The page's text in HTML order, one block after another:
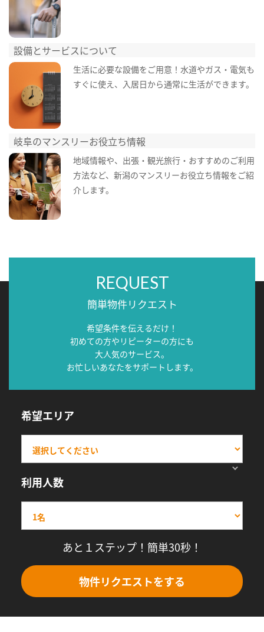
設備とサービスについて
生活に必要な設備をご用意！水道やガス・電気も
すぐに使え、入居日から通常に生活ができます。
岐阜のマンスリーお役立ち情報
地域情報や、出張・観光旅行・おすすめのご利用
方法など、新潟のマンスリーお役立ち情報をご紹
介します。
REQUEST
簡単物件リクエスト
希望条件を伝えるだけ！
初めての方やリピーターの方にも
大人気のサービス。
お忙しいあなたをサポートします。
希望エリア
利用人数
あと１ステップ！簡単30秒！
物件リクエストをする